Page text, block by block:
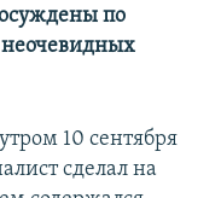
по
неочевидных
10 сентября
сделал на